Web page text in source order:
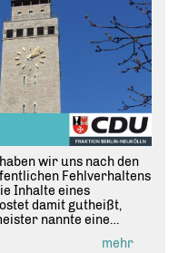
wir uns nach den
Fehlverhaltens
Inhalte eines
damit gutheißt,
nannte eine
mehr